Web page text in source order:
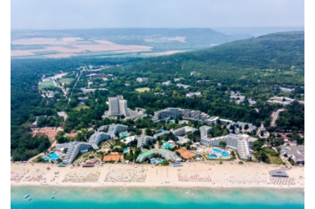
Fun & Green ****Hotels